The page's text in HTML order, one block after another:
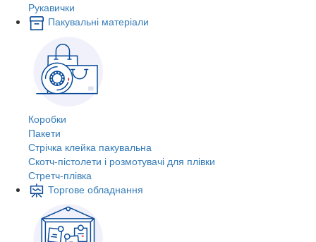
Рукавички
Пакувальні матеріали
Коробки
Пакети
Стрічка клейка пакувальна
Скотч-пістолети і розмотувачі для плівки
Стретч-плівка
Торгове обладнання